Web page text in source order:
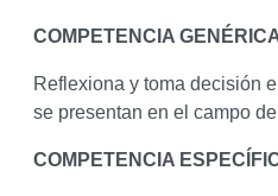
COMPETENCIA
Reflexiona y toma decisión
se presentan en el campo
COMPETENCIA